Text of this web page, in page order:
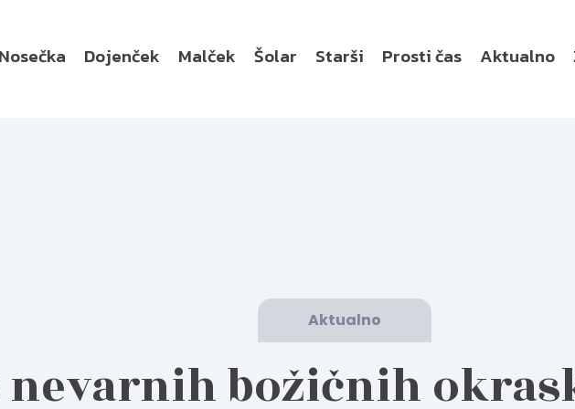
Nosečka Dojenček Malček Šolar Starši Prosti čas Aktualno
Aktualno
nevarnih božičnih